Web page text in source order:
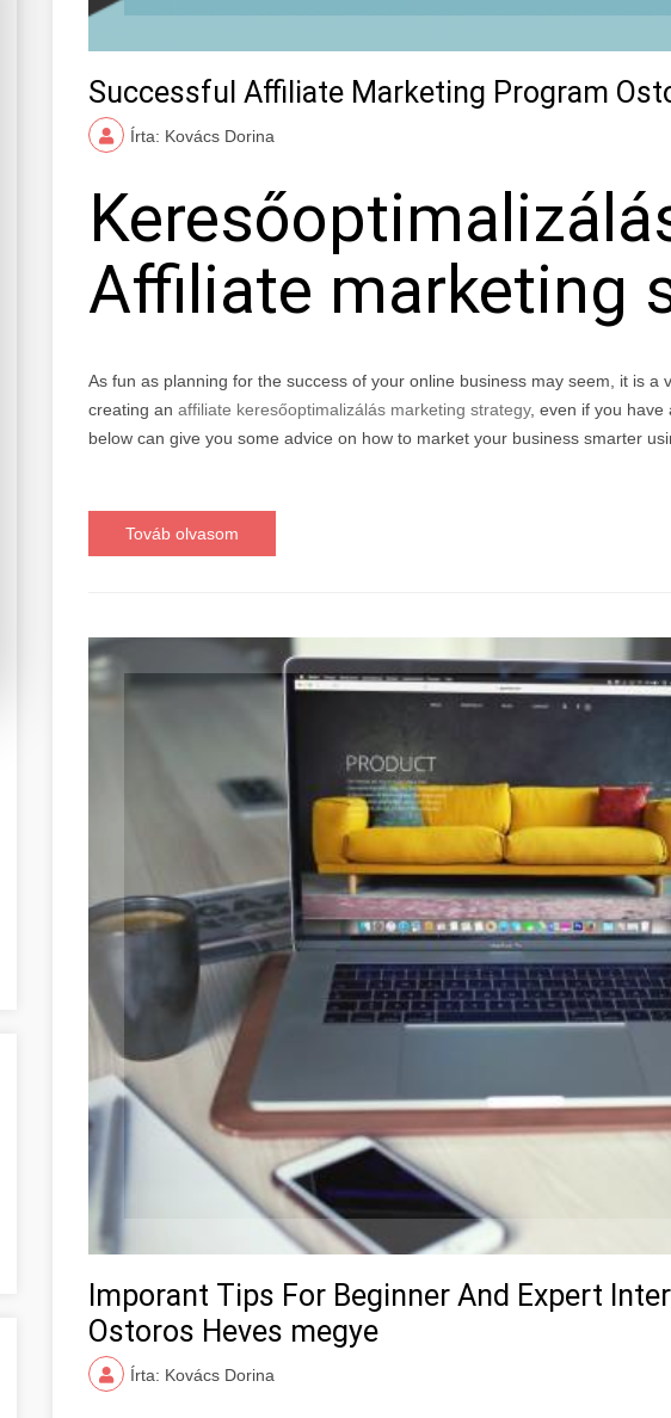
Successful Affiliate Marketing Program
Írta: Kovács Dorina
Affiliate marketing
As fun as planning for the success of your online business may seem, it is a
creating an affiliate keresőoptimalizálás marketing strategy, even if you have
below can give you some advice on how to market your business smarter
Továb olvasom
Imporant Tips For Beginner And Expert
Ostoros Heves megye
Írta: Kovács Dorina